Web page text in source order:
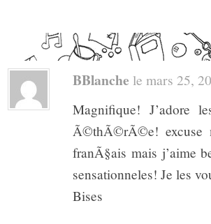
BBlanche le mars 25,
Magnifique! J’adore
Ã©thÃ©rÃ©e! excuse
franÃ§ais mais j’aime
sensationneles! Je les
Bises